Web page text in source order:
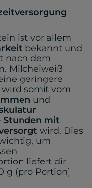
ist vor allem
bekannt und
nach dem
Milcheiweiß
geringere
somit vom
und
Stunden mit
wird. Dies
um
liefert dir
g (pro Portion)